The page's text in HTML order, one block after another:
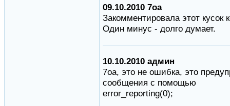
09.10.2010 7oa
Закомментировала этот кусок
Один минус - долго думает.
10.10.2010 админ
7oa, это не ошибка, это
сообщения с помощью
error_reporting(0);